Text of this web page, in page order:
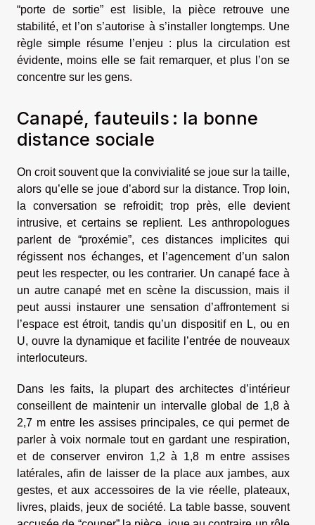
“porte de sortie” est lisible, la pièce retrouve une
stabilité, et l’on s’autorise à s’installer longtemps. Une
règle simple résume l’enjeu : plus la circulation est
évidente, moins elle se fait remarquer, et plus l’on se
concentre sur les gens.
Canapé, fauteuils : la bonne
distance sociale
On croit souvent que la convivialité se joue sur la taille,
alors qu’elle se joue d’abord sur la distance. Trop loin,
la conversation se refroidit; trop près, elle devient
intrusive, et certains se replient. Les anthropologues
parlent de “proxémie”, ces distances implicites qui
régissent nos échanges, et l’agencement d’un salon
peut les respecter, ou les contrarier. Un canapé face à
un autre canapé met en scène la discussion, mais il
peut aussi instaurer une sensation d’affrontement si
l’espace est étroit, tandis qu’un dispositif en L, ou en
U, ouvre la dynamique et facilite l’entrée de nouveaux
interlocuteurs.
Dans les faits, la plupart des architectes d’intérieur
conseillent de maintenir un intervalle global de 1,8 à
2,7 m entre les assises principales, ce qui permet de
parler à voix normale tout en gardant une respiration,
et de conserver environ 1,2 à 1,8 m entre assises
latérales, afin de laisser de la place aux jambes, aux
gestes, et aux accessoires de la vie réelle, plateaux,
livres, plaids, jeux de société. La table basse, souvent